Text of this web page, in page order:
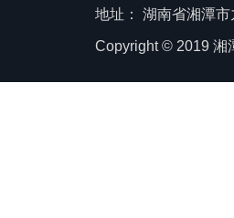
地址： 湖南省湘潭
Copyright © 2019